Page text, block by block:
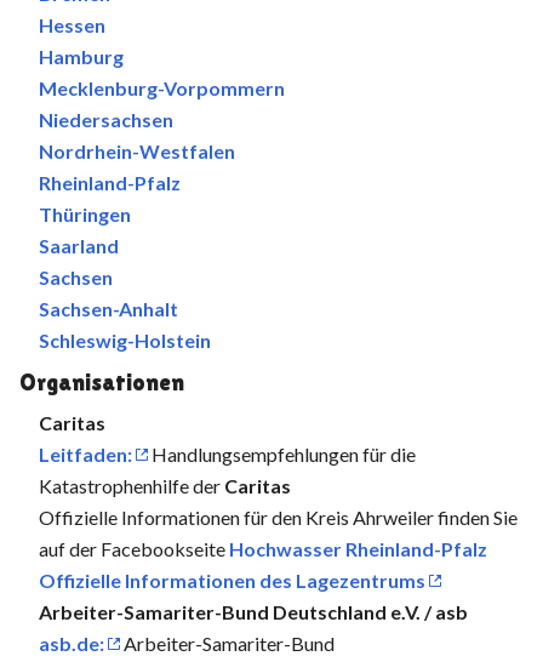
Hessen
Hamburg
Mecklenburg-Vorpommern
Niedersachsen
Nordrhein-Westfalen
Rheinland-Pfalz
Thüringen
Saarland
Sachsen
Sachsen-Anhalt
Schleswig-Holstein
Organisationen
Caritas
Leitfaden:
Handlungsempfehlungen für die
Katastrophenhilfe der Caritas
Offizielle Informationen für den Kreis Ahrweiler finden Sie
auf der Facebookseite Hochwasser Rheinland-Pfalz
Offizielle Informationen des Lagezentrums
Arbeiter-Samariter-Bund Deutschland e.V. / asb
asb.de:
Arbeiter-Samariter-Bund